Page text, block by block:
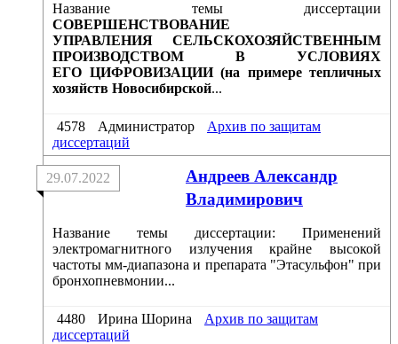
Название темы диссертации
СОВЕРШЕНСТВОВАНИЕ
УПРАВЛЕНИЯ СЕЛЬСКОХОЗЯЙСТВЕННЫМ
ПРОИЗВОДСТВОМ В УСЛОВИЯХ
ЕГО ЦИФРОВИЗАЦИИ (на примере тепличных
хозяйств Новосибирской...
4578 Администратор
Архив по защитам
диссертаций
Андреев Александр
Владимирович
29.07.2022
Название темы диссертации: Применений
электромагнитного излучения крайне высокой
частоты мм-диапазона и препарата "Этасульфон" при
бронхопневмонии...
4480 Ирина Шорина
Архив по защитам
диссертаций